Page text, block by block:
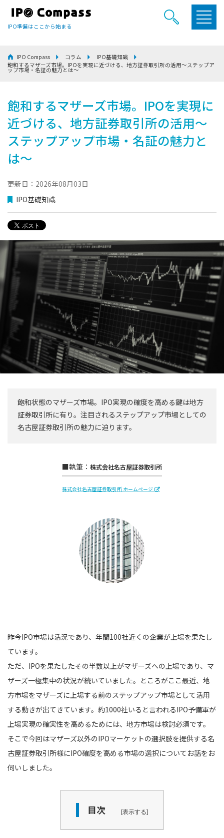
IPO準備はここから始まる
IPO Compass コラム
IPO基礎知識
飽和するマザーズ市場。IPOを実現に近づける、地方証券取引所の活用～ステップア
ップ市場・名証の魅力とは～
飽和するマザーズ市場。IPOを実現に
近づける、地方証券取引所の活用～
ステップアップ市場・名証の魅力と
は～
更新日：2026年08月03日
IPO基礎知識
飽和状態のマザーズ市場。IPO実現の確度を高める鍵は地方
証券取引所に有り。注目されるステップアップ市場としての
名古屋証券取引所の魅力に迫ります。
■執筆： 株式会社名古屋証券取引所
株式会社名古屋証券取引所 ホームページ
昨今IPO市場は活況であり、年間100社近くの企業が上場を果たし
ています。
ただ、IPOを果たしたその半数以上がマザーズへの上場であり、マ
ザーズ一極集中の状況が続いていました。ところがここ最近、地
方市場をマザーズに上場する前のステップアップ市場として活用
する動きが出てきています。約1000社いると言われるIPO予備軍が
上場実現の確実性を高めるためには、地方市場は検討必須です。
そこで今回はマザーズ以外のIPOマーケットの選択肢を提供する名
古屋証券取引所様にIPO確度を高める市場の選択についてお話をお
伺いしました。
目次 表示する